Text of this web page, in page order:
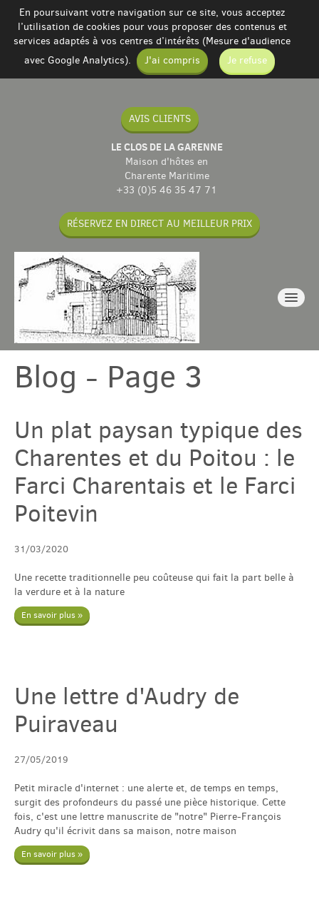
En poursuivant votre navigation sur ce site, vous acceptez
l’utilisation de cookies pour vous proposer des contenus et
services adaptés à vos centres d’intérêts (Mesure d'audience
avec Google Analytics).
J'ai compris Je refuse
AVIS CLIENTS
LE CLOS DE LA GARENNE
Maison d'hôtes en
Charente Maritime
+33 (0)5 46 35 47 71
RÉSERVEZ EN DIRECT AU MEILLEUR PRIX
Chambres & table
Tarif & Contact
Domaine
Accès & Tourisme
Plus
Español
Blog - Page 3
Un plat paysan typique des
Charentes et du Poitou : le
Farci Charentais et le Farci
Poitevin
31/03/2020
Une recette traditionnelle peu coûteuse qui fait la part belle à
la verdure et à la nature
En savoir plus »
Une lettre d'Audry de
Puiraveau
27/05/2019
Petit miracle d'internet : une alerte et, de temps en temps,
surgit des profondeurs du passé une pièce historique. Cette
fois, c'est une lettre manuscrite de "notre" Pierre-François
Audry qu'il écrivit dans sa maison, notre maison
En savoir plus »